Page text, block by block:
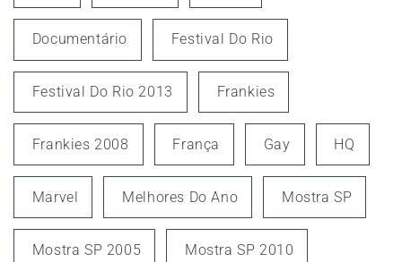
Documentário Festival Do Rio
Festival Do Rio 2013 Frankies
Frankies 2008 França Gay HQ
Marvel Melhores Do Ano Mostra SP
Mostra SP 2005 Mostra SP 2010